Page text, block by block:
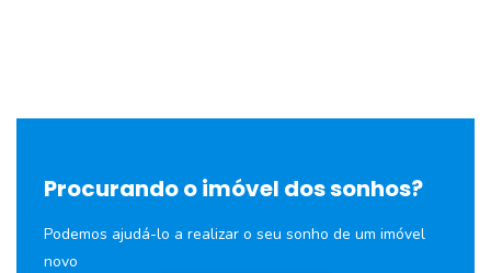
Procurando o imóvel dos sonhos?
Podemos ajudá-lo a realizar o seu sonho de um imóvel
novo